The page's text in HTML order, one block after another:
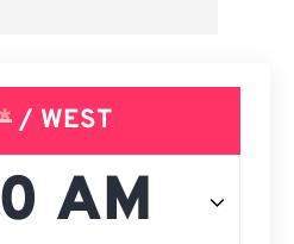
/ WEST